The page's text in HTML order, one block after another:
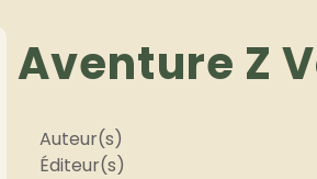
Aventure Z
Auteur(s)
Éditeur(s)